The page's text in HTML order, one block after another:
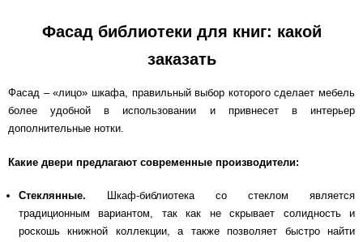
Фасад библиотеки для книг: какой
заказать
Фасад – «лицо» шкафа, правильный выбор которого сделает мебель
более удобной в использовании и привнесет в интерьер
дополнительные нотки.
Какие двери предлагают современные производители:
Стеклянные. Шкаф-библиотека со стеклом является
традиционным вариантом, так как не скрывает солидность и
роскошь книжной коллекции, а также позволяет быстро найти